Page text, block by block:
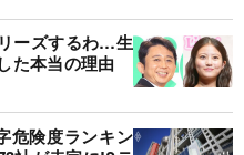
ーズするわ…生
た本当の理由
危険度ランキン